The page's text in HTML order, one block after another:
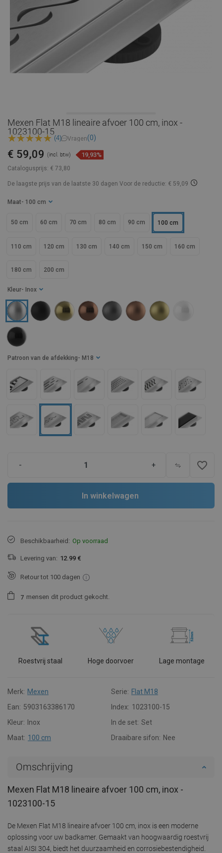
Mexen Flat M18 lineaire afvoer 100 cm, inox -
1023100-15
(4) Vragen(0)
Catalogusprijs: € 73,80
€ 59,09 (incl. btw) 19,93%
De laagste prijs van de laatste 30 dagen Voor de reductie: € 59,09
Maat - 100 cm
50 cm 60 cm 70 cm 80 cm 90 cm 100 cm
110 cm 120 cm 130 cm 140 cm 150 cm 160 cm
180 cm 200 cm
Kleur - Inox
Patroon van de afdekking - M18
- + favorite_border
In winkelwagen
Beschikbaarheid: Op voorraad
Levering van: 12.99 €
Retour tot 100 dagen
7 mensen dit product gekocht.
Roestvrij staal Hoge doorvoer Lage montage
Merk: Mexen Serie: Flat M18
Ean: 5903163386170 Index: 1023100-15
Kleur:
Inox In de set: Set
Maat: 100 cm Draaibare sifon: Nee
Omschrijving
Mexen Flat M18 lineaire afvoer 100 cm, inox -
1023100-15
De Mexen Flat M18 lineaire afvoer 100 cm, inox is een moderne
oplossing voor uw badkamer. Gemaakt van hoogwaardig roestvrij
staal AISI 304, biedt het duurzaamheid en corrosiebestendigheid.